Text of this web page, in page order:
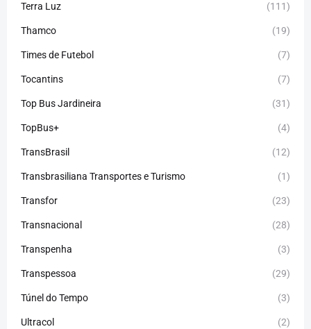
Terra Luz (111)
Thamco (19)
Times de Futebol (7)
Tocantins (7)
Top Bus Jardineira (31)
TopBus+ (4)
TransBrasil (12)
Transbrasiliana Transportes e Turismo (1)
Transfor (23)
Transnacional (28)
Transpenha (3)
Transpessoa (29)
Túnel do Tempo (3)
Ultracol (2)